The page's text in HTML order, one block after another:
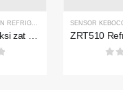
SENSOR